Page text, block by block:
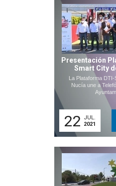
Presentación
Smart City
La Plataforma
Nucía une a
22
JUL.
2021